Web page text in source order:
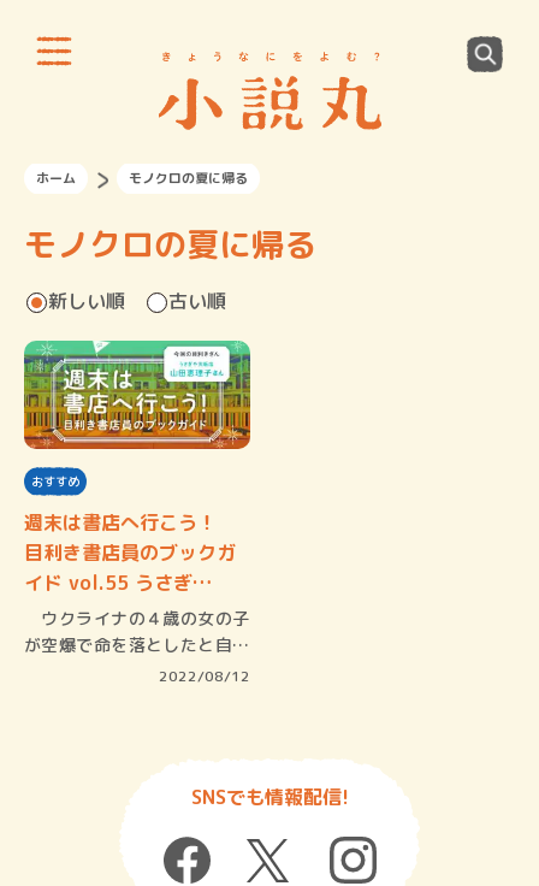
ホーム モノクロの夏に帰る
モノクロの夏に帰る
新しい順 古い順
おすすめ
週末は書店へ行こう！
目利き書店員のブックガ
イド vol.55 うさぎ…
ウクライナの４歳の女の子
が空爆で命を落としたと自宅
2022/08/12
SNSでも情報配信!